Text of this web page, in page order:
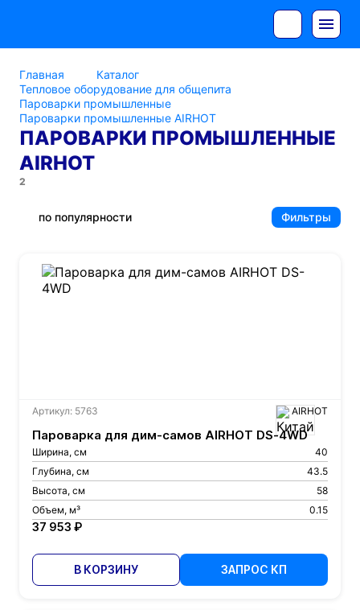
Главная
Каталог
Тепловое оборудование для общепита
Пароварки промышленные
Пароварки промышленные AIRHOT
ПАРОВАРКИ ПРОМЫШЛЕННЫЕ
AIRHOT
2
по популярности Фильтры
Артикул: 5763 AIRHOT
Пароварка для дим-самов AIRHOT DS-4WD
Ширина, см
40
Глубина, см
43.5
Высота, см
58
Объем, м³
0.15
37 953 ₽
В КОРЗИНУ ЗАПРОС КП